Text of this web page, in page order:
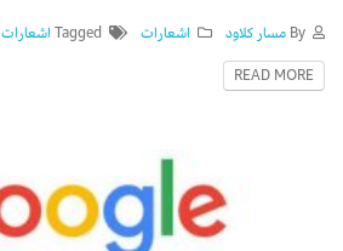
مسار كلاود اشعارات Tagged اشعارات
READ MORE